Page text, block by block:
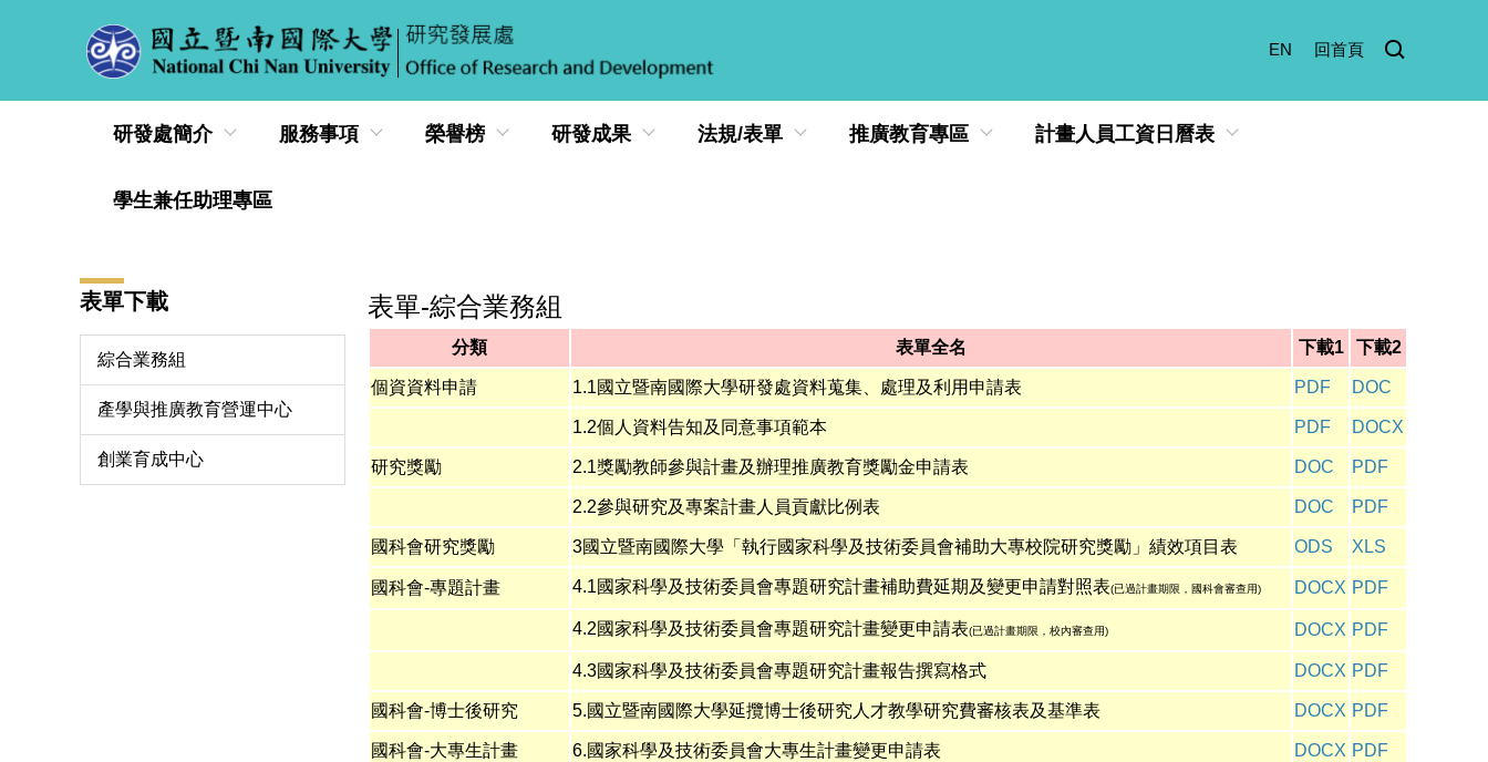
要
EN 回首頁
研發處簡介 服務事項 榮譽榜 研發成果 法規/表單 推廣教育專區 計畫人員工資日曆表
學生兼任助理專區
表單下載
綜合業務組
產學與推廣教育營運中心
創業育成中心
表單-綜合業務組
分類 表單全名 下載1 下載2
個資資料申請 1.1國立暨南國際大學研發處資料蒐集、處理及利用申請表 PDF DOC
1.2個人資料告知及同意事項範本 PDF DOCX
研究獎勵 2.1獎勵教師參與計畫及辦理推廣教育獎勵金申請表 DOC PDF
2.2參與研究及專案計畫人員貢獻比例表 DOC PDF
國科會研究獎勵 3國立暨南國際大學「執行國家科學及技術委員會補助大專校院研究獎勵」績效項目表 ODS XLS
國科會-專題計畫 4.1國家科學及技術委員會專題研究計畫補助費延期及變更申請對照表(已過計畫期限，國科會審查用) DOCX PDF
4.2國家科學及技術委員會專題研究計畫變更申請表(已過計畫期限，校內審查用) DOCX PDF
4.3國家科學及技術委員會專題研究計畫報告撰寫格式 DOCX PDF
國科會-博士後研究 5.國立暨南國際大學延攬博士後研究人才教學研究費審核表及基準表 DOCX PDF
國科會-大專生計畫 6.國家科學及技術委員會大專生計畫變更申請表 DOCX PDF